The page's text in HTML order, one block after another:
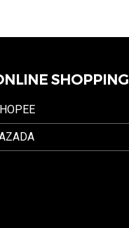
SHOPPING